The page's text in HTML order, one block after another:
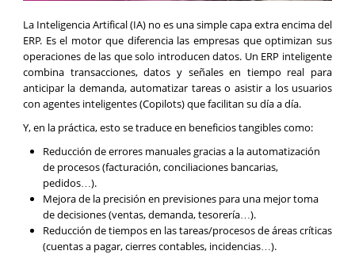
La Inteligencia Artifical (IA) no es una simple capa extra encima del
ERP. Es el motor que diferencia las empresas que optimizan sus
operaciones de las que solo introducen datos. Un ERP inteligente
combina transacciones, datos y señales en tiempo real para
anticipar la demanda, automatizar tareas o asistir a los usuarios
con agentes inteligentes (Copilots) que facilitan su día a día.
Y, en la práctica, esto se traduce en beneficios tangibles como:
Reducción de errores manuales gracias a la automatización
de procesos (facturación, conciliaciones bancarias,
pedidos…).
Mejora de la precisión en previsiones para una mejor toma
de decisiones (ventas, demanda, tesorería…).
Reducción de tiempos en las tareas/procesos de áreas críticas
(cuentas a pagar, cierres contables, incidencias…).